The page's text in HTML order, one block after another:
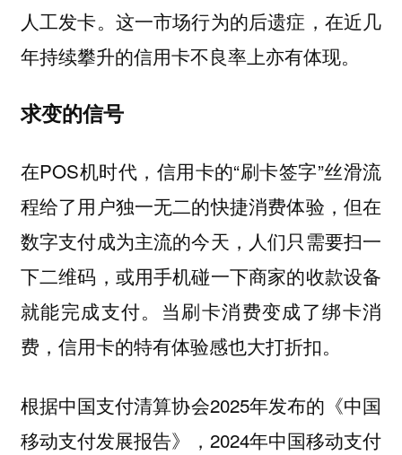
人工发卡。这一市场行为的后遗症，在近几
年持续攀升的信用卡不良率上亦有体现。
求变的信号
在POS机时代，信用卡的“刷卡签字”丝滑流
程给了用户独一无二的快捷消费体验，但在
数字支付成为主流的今天，人们只需要扫一
下二维码，或用手机碰一下商家的收款设备
就能完成支付。当刷卡消费变成了绑卡消
费，信用卡的特有体验感也大打折扣。
根据中国支付清算协会2025年发布的《中国
移动支付发展报告》，2024年中国移动支付